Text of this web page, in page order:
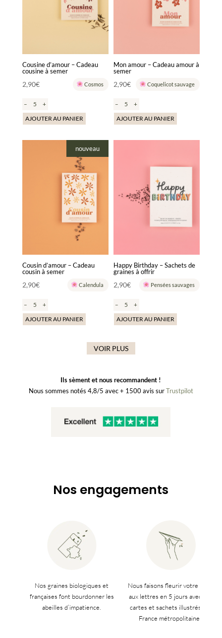
Cousine d’amour – Cadeau
cousine à semer
2,90€ Cosmos
–
+
AJOUTER AU PANIER
Mon amour – Cadeau amour à
semer
2,90€ Coquelicot sauvage
–
+
AJOUTER AU PANIER
nouveau
Cousin d’amour – Cadeau
cousin à semer
2,90€ Calendula
–
+
AJOUTER AU PANIER
Happy Birthday – Sachets de
graines à offrir
2,90€ Pensées sauvages
–
+
AJOUTER AU PANIER
VOIR PLUS
Ils sèment et nous recommandent !
Nous sommes notés 4,8/5 avec + 1500 avis surTrustpilot
Nos engagements
Nos graines biologiques et
françaises font bourdonner les
abeilles d’impatience.
Nous faisons fleurir votre boîte
aux lettres en 5 jours avec nos
cartes et sachets illustrés (en
France métropolitaine).